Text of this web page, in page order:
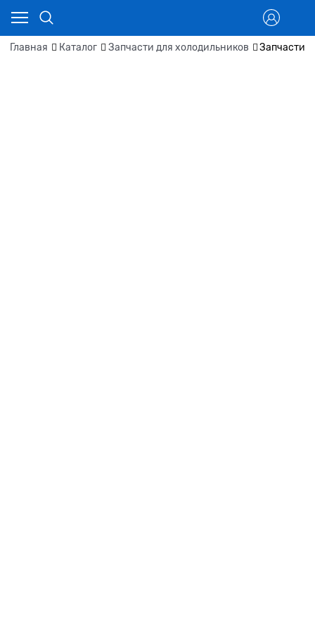
Главная Каталог Запчасти для холодильников Запчасти